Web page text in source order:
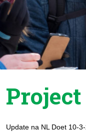
Update na NL Doet 10-